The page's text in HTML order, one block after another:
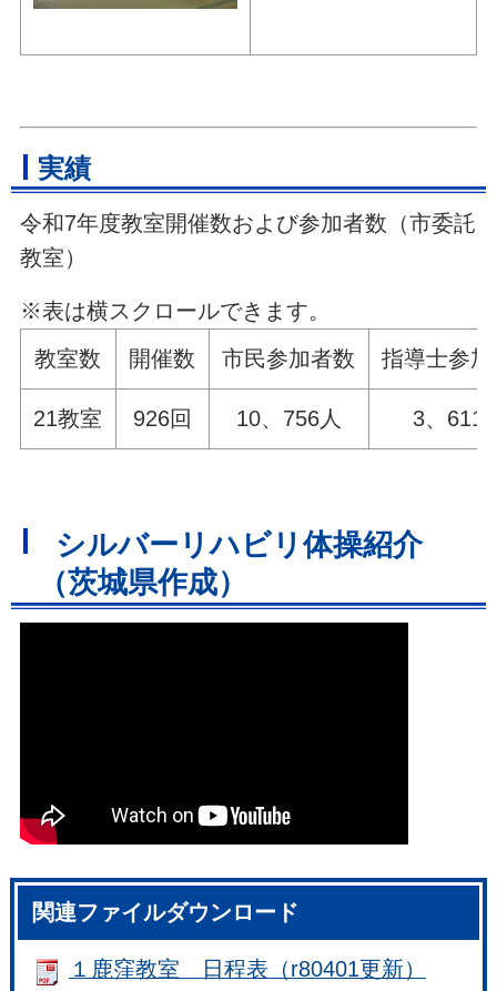
実績
令和7年度教室開催数および参加者数（市委託
教室）
※表は横スクロールできます。
教室数
開催数 市民参加者数 指導士参
21教室 926回 10、756人 3、611
シルバーリハビリ体操紹介
（茨城県作成）
関連ファイルダウンロード
１鹿窪教室 日程表（r80401更新）